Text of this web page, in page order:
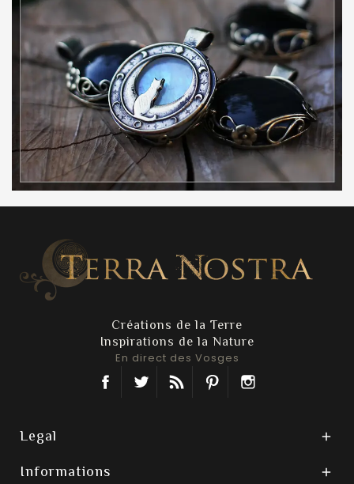
Créations de la Terre
Inspirations de la Nature
En direct des Vosges
Facebook
Twitter Rss Pinterest
Legal 
Informations 